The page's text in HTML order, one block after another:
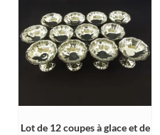
Lot de 12 coupes à glace et de